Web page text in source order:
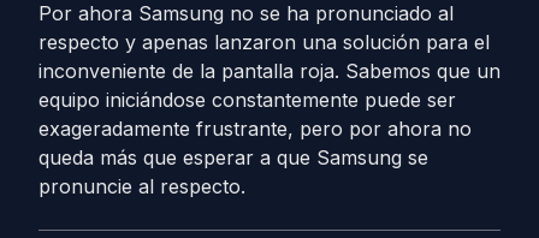
Por ahora Samsung no se ha pronunciado al
respecto y apenas lanzaron una solución para el
inconveniente de la pantalla roja. Sabemos que un
equipo iniciándose constantemente puede ser
exageradamente frustrante, pero por ahora no
queda más que esperar a que Samsung se
pronuncie al respecto.